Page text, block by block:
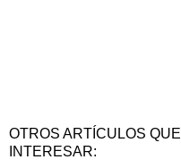
OTROS ARTÍCULOS
INTERESAR: